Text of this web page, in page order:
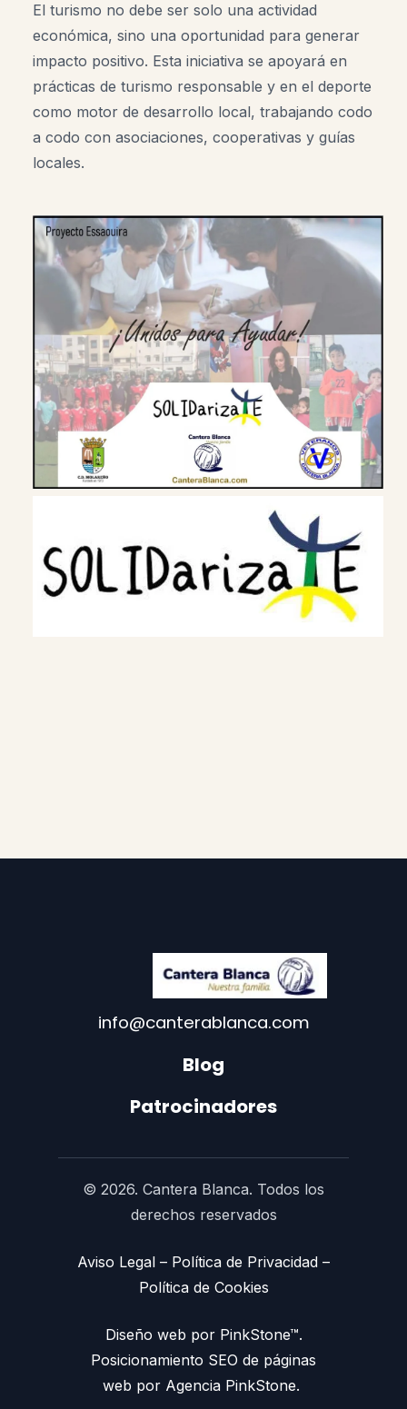
El turismo no debe ser solo una actividad
económica, sino una oportunidad para generar
impacto positivo. Esta iniciativa se apoyará en
prácticas de turismo responsable y en el deporte
como motor de desarrollo local, trabajando codo
a codo con asociaciones, cooperativas y guías
locales.
info@canterablanca.com
Blog
Patrocinadores
© 2026. Cantera Blanca. Todos los
derechos reservados
Aviso Legal – Política de Privacidad –
Política de Cookies
Diseño web por PinkStone™.
Posicionamiento SEO de páginas
web por Agencia PinkStone.